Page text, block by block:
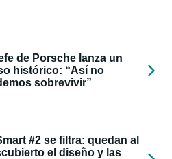
de Porsche lanza un
histórico: “Así no
sobrevivir”
#2 se filtra: quedan al
el diseño y las